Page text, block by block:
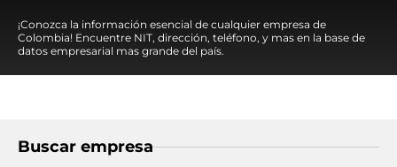
¡Conozca la información esencial de cualquier empresa de
Colombia! Encuentre NIT, dirección, teléfono, y mas en la base de
datos empresarial mas grande del país.
Buscar empresa